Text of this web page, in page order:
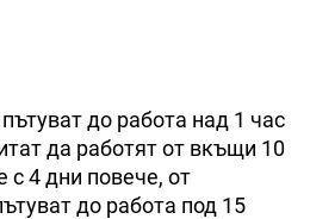
до работа над 1 час
да работят от вкъщи 10
с 4 дни повече, от
до работа под 15